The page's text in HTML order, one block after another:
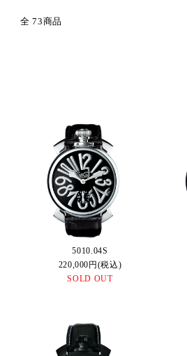
全 73商品
5010.04S
220,000円(税込)
SOLD OUT